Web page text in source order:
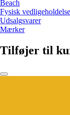
Beach
Fysisk vedligeholdelse
Udsalgsvarer
Mærker
Tilføjer til